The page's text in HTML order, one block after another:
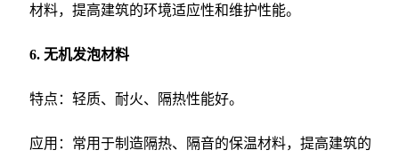
材料，提高建筑的环境适应性和维护性能。
6. 无机发泡材料
特点：轻质、耐火、隔热性能好。
应用：常用于制造隔热、隔音的保温材料，提高建筑的